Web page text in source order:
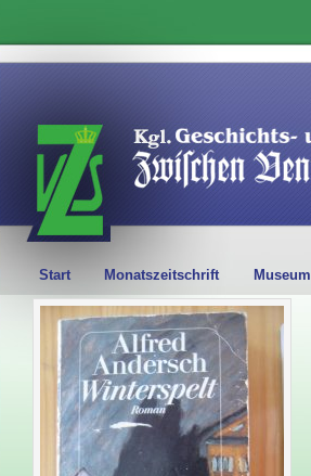
Start Monatszeitschrift Museum